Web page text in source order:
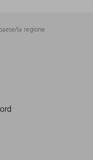
la regione